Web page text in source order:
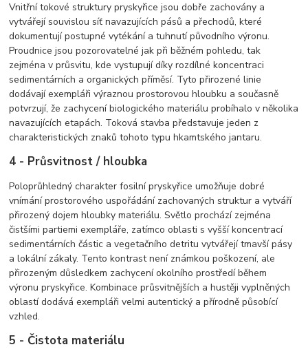
Vnitřní tokové struktury pryskyřice jsou dobře zachovány a
vytvářejí souvislou síť navazujících pásů a přechodů, které
dokumentují postupné vytékání a tuhnutí původního výronu.
Proudnice jsou pozorovatelné jak při běžném pohledu, tak
zejména v průsvitu, kde vystupují díky rozdílné koncentraci
sedimentárních a organických příměsí. Tyto přirozené linie
dodávají exempláři výraznou prostorovou hloubku a současně
potvrzují, že zachycení biologického materiálu probíhalo v několika
navazujících etapách. Toková stavba představuje jeden z
charakteristických znaků tohoto typu hkamtského jantaru.
4 - Průsvitnost / hloubka
Poloprůhledný charakter fosilní pryskyřice umožňuje dobré
vnímání prostorového uspořádání zachovaných struktur a vytváří
přirozený dojem hloubky materiálu. Světlo prochází zejména
čistšími partiemi exempláře, zatímco oblasti s vyšší koncentrací
sedimentárních částic a vegetačního detritu vytvářejí tmavší pásy
a lokální zákaly. Tento kontrast není známkou poškození, ale
přirozeným důsledkem zachycení okolního prostředí během
výronu pryskyřice. Kombinace průsvitnějších a hustěji vyplněných
oblastí dodává exempláři velmi autentický a přírodně působící
vzhled.
5 - Čistota materiálu